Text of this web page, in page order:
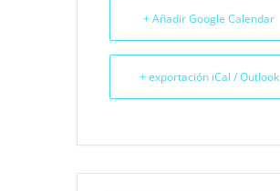
+ Añadir Google Calendar
+ exportación iCal / Outlook